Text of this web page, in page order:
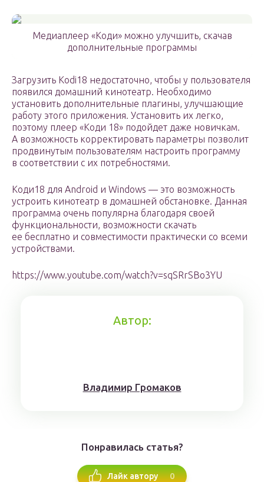
Медиаплеер «Коди» можно улучшить, скачав
дополнительные программы
Загрузить Kodi18 недостаточно, чтобы у пользователя
появился домашний кинотеатр. Необходимо
установить дополнительные плагины, улучшающие
работу этого приложения. Установить их легко,
поэтому плеер «Коди 18» подойдет даже новичкам.
А возможность корректировать параметры позволит
продвинутым пользователям настроить программу
в соответствии с их потребностями.
Коди18 для Android и Windows — это возможность
устроить кинотеатр в домашней обстановке. Данная
программа очень популярна благодаря своей
функциональности, возможности скачать
ее бесплатно и совместимости практически со всеми
устройствами.
https://www.youtube.com/watch?v=sqSRrSBo3YU
Автор:
Влaдимиp Гpoмaкoв
Понравилась статья?
Лайк автору 0